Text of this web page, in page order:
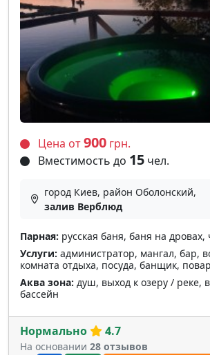
Цена от900 грн.
Вместимость до 15 чел.
город Киев, район Оболонский,
залив Верблюд
Парная: русская баня, баня на дровах,
Услуги: администратор, мангал, бар,
комната отдыха, посуда, банщик,
Аква зона: душ, выход к озеру / реке,
бассейн
Нормально 4.7
На основании 28 отзывов